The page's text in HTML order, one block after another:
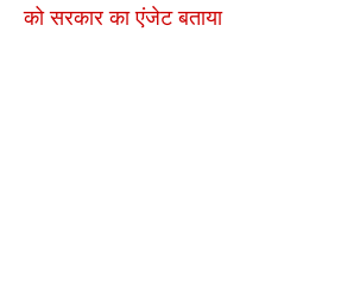
को सरकार का एंजेट बताया